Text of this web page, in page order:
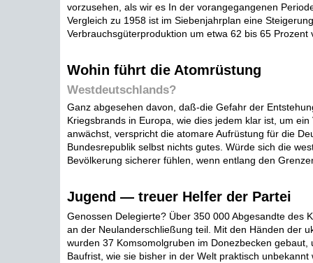
vorzusehen, als wir es In der vorangegangenen
Vergleich zu 1958 ist im Siebenjahrplan eine
Verbrauchsgüterproduktion um etwa 62 bis 65 Prozent
Wohin führt die Atomrüstung
Westdeutschlands?
Ganz abgesehen davon, daß-die Gefahr der
Kriegsbrands in Europa, wie dies jedem klar ist, um ein
anwächst, verspricht die atomare Aufrüstung für die
Bundesrepublik selbst nichts gutes. Würde sich die
Bevölkerung sicherer fühlen, wenn entlang den
Jugend — treuer Helfer der Partei
Genossen Delegierte? Über 350 000 Abgesandte des
an der Neulanderschließung teil. Mit den Händen der
wurden 37 Komsomolgruben im Donezbecken gebaut,
Baufrist, wie sie bisher in der Welt praktisch unbekannt